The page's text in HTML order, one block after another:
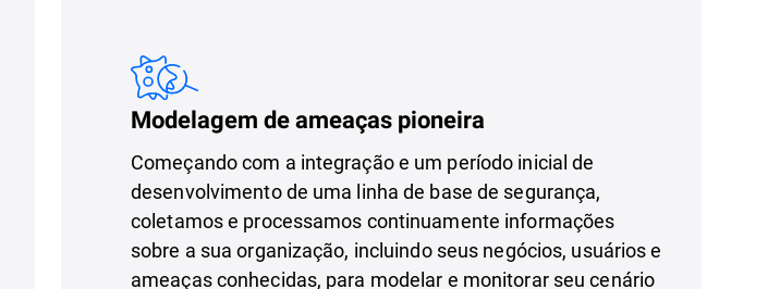
Modelagem de ameaças pioneira
Começando com a integração e um período inicial de
desenvolvimento de uma linha de base de segurança,
coletamos e processamos continuamente informações
sobre a sua organização, incluindo seus negócios, usuários e
ameaças conhecidas, para modelar e monitorar seu cenário